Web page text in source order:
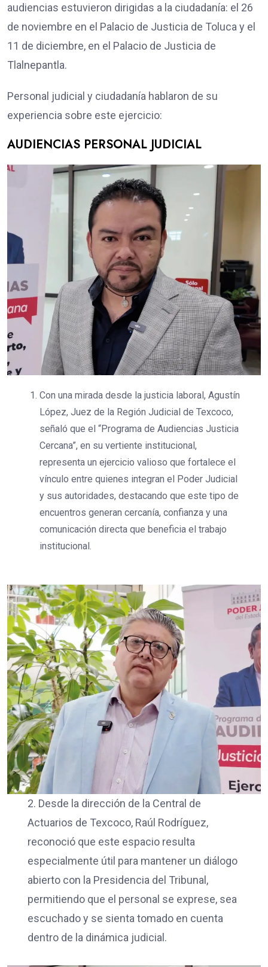
audiencias estuvieron dirigidas a la ciudadanía: el 26
de noviembre en el Palacio de Justicia de Toluca y el
11 de diciembre, en el Palacio de Justicia de
Tlalnepantla.
Personal judicial y ciudadanía hablaron de su
experiencia sobre este ejercicio:
AUDIENCIAS PERSONAL JUDICIAL
Con una mirada desde la justicia laboral, Agustín
López, Juez de la Región Judicial de Texcoco,
señaló que el “Programa de Audiencias Justicia
Cercana”, en su vertiente institucional,
representa un ejercicio valioso que fortalece el
vínculo entre quienes integran el Poder Judicial
y sus autoridades, destacando que este tipo de
encuentros generan cercanía, confianza y una
comunicación directa que beneficia el trabajo
institucional.
2. Desde la dirección de la Central de
Actuarios de Texcoco, Raúl Rodríguez,
reconoció que este espacio resulta
especialmente útil para mantener un diálogo
abierto con la Presidencia del Tribunal,
permitiendo que el personal se exprese, sea
escuchado y se sienta tomado en cuenta
dentro de la dinámica judicial.